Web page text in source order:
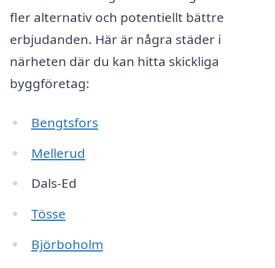
fler alternativ och potentiellt bättre
erbjudanden. Här är några städer i
närheten där du kan hitta skickliga
byggföretag:
Bengtsfors
Mellerud
Dals-Ed
Tösse
Björboholm